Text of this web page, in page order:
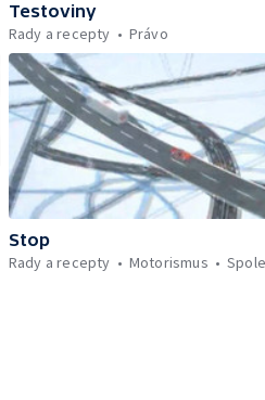
Testoviny
Rady a recepty
Právo
Stop
Rady a recepty
Motorismus